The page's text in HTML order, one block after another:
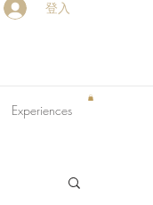
登入
Experiences